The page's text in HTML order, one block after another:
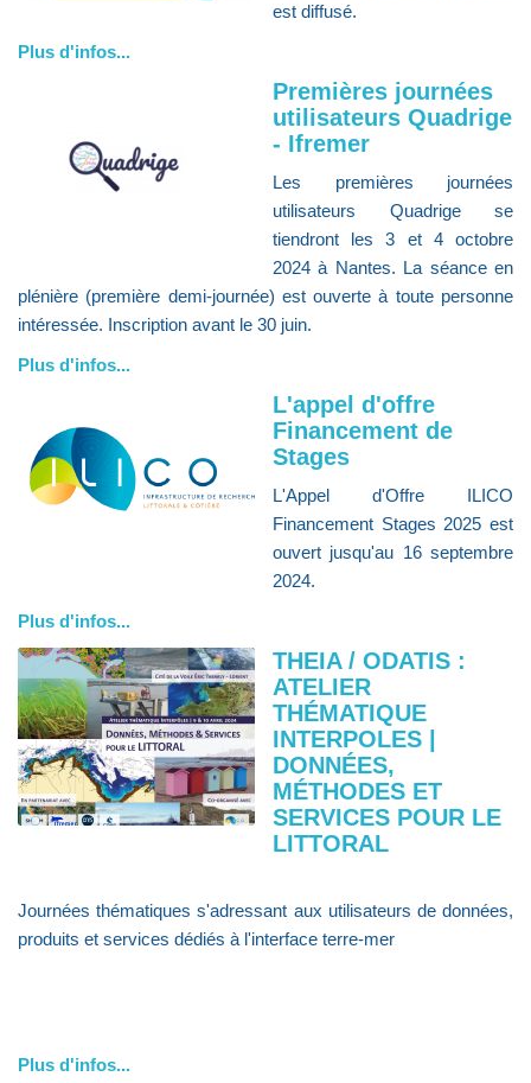
est diffusé.
Plus d'infos...
Premières journées
utilisateurs Quadrige
- Ifremer
Les premières journées
utilisateurs Quadrige se
tiendront les 3 et 4 octobre
2024 à Nantes. La séance en
plénière (première demi-journée) est ouverte à toute personne
intéressée. Inscription avant le 30 juin.
Plus d'infos...
L'appel d'offre
Financement de
Stages
L'Appel d'Offre ILICO
Financement Stages 2025 est
ouvert jusqu'au 16 septembre
2024.
Plus d'infos...
THEIA / ODATIS :
ATELIER
THÉMATIQUE
INTERPOLES |
DONNÉES,
MÉTHODES ET
SERVICES POUR LE
LITTORAL
Journées thématiques s'adressant aux utilisateurs de données,
produits et services dédiés à l'interface terre-mer
Plus d'infos...